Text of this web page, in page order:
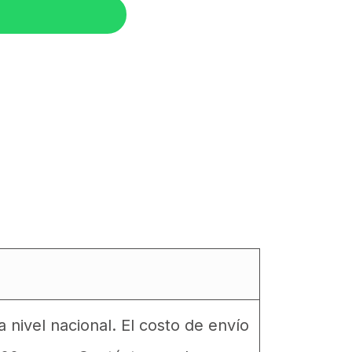
nivel nacional. El costo de envío